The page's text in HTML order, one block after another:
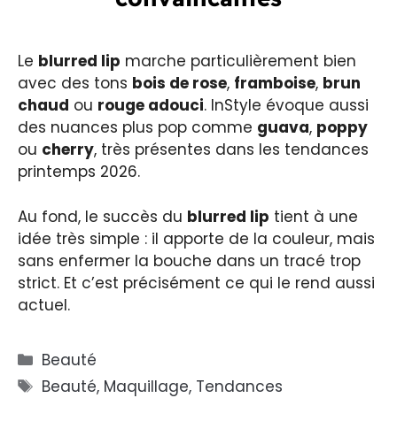
Le blurred lip marche particulièrement bien
avec des tons bois de rose, framboise, brun
chaud ou rouge adouci. InStyle évoque aussi
des nuances plus pop comme guava, poppy
ou cherry, très présentes dans les tendances
printemps 2026.
Au fond, le succès du blurred lip tient à une
idée très simple : il apporte de la couleur, mais
sans enfermer la bouche dans un tracé trop
strict. Et c’est précisément ce qui le rend aussi
actuel.
Catégories
Beauté
Étiquettes
Beauté, Maquillage, Tendances